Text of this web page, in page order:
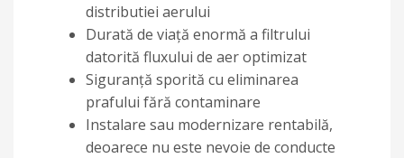
distributiei aerului
Durată de viață enormă a filtrului
datorită fluxului de aer optimizat
Siguranță sporită cu eliminarea
prafului fără contaminare
Instalare sau modernizare rentabilă,
deoarece nu este nevoie de conducte